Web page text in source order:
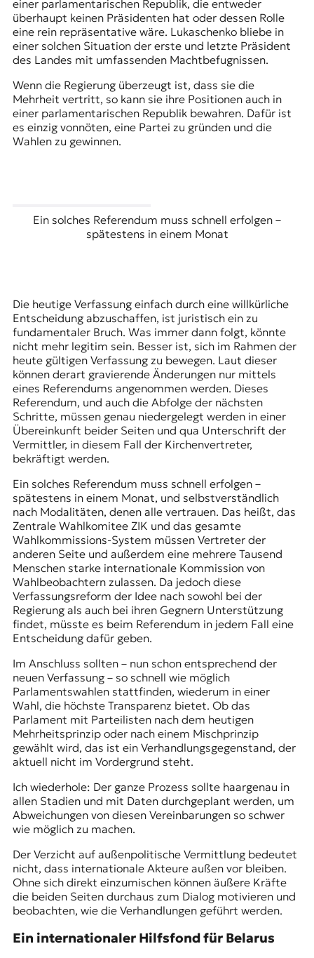
einer parlamentarischen Republik, die entweder
überhaupt keinen Präsidenten hat oder dessen Rolle
eine rein repräsentative wäre. Lukaschenko bliebe in
einer solchen Situation der erste und letzte Präsident
des Landes mit umfassenden Machtbefugnissen.
Wenn die Regierung überzeugt ist, dass sie die
Mehrheit vertritt, so kann sie ihre Positionen auch in
einer parlamentarischen Republik bewahren. Dafür ist
es einzig vonnöten, eine Partei zu gründen und die
Wahlen zu gewinnen.
Ein solches Referendum muss schnell erfolgen –
spätestens in einem Monat
Die heutige Verfassung einfach durch eine willkürliche
Entscheidung abzuschaffen, ist juristisch ein zu
fundamentaler Bruch. Was immer dann folgt, könnte
nicht mehr legitim sein. Besser ist, sich im Rahmen der
heute gültigen Verfassung zu bewegen. Laut dieser
können derart gravierende Änderungen nur mittels
eines Referendums angenommen werden. Dieses
Referendum, und auch die Abfolge der nächsten
Schritte, müssen genau niedergelegt werden in einer
Übereinkunft beider Seiten und qua Unterschrift der
Vermittler, in diesem Fall der Kirchenvertreter,
bekräftigt werden.
Ein solches Referendum muss schnell erfolgen –
spätestens in einem Monat, und selbstverständlich
nach Modalitäten, denen alle vertrauen. Das heißt, das
Zentrale Wahlkomitee ZIK und das gesamte
Wahlkommissions-System müssen Vertreter der
anderen Seite und außerdem eine mehrere Tausend
Menschen starke internationale Kommission von
Wahlbeobachtern zulassen. Da jedoch diese
Verfassungsreform der Idee nach sowohl bei der
Regierung als auch bei ihren Gegnern Unterstützung
findet, müsste es beim Referendum in jedem Fall eine
Entscheidung dafür geben.
Im Anschluss sollten – nun schon entsprechend der
neuen Verfassung – so schnell wie möglich
Parlamentswahlen stattfinden, wiederum in einer
Wahl, die höchste Transparenz bietet. Ob das
Parlament mit Parteilisten nach dem heutigen
Mehrheitsprinzip oder nach einem Mischprinzip
gewählt wird, das ist ein Verhandlungsgegenstand, der
aktuell nicht im Vordergrund steht.
Ich wiederhole: Der ganze Prozess sollte haargenau in
allen Stadien und mit Daten durchgeplant werden, um
Abweichungen von diesen Vereinbarungen so schwer
wie möglich zu machen.
Der Verzicht auf außenpolitische Vermittlung bedeutet
nicht, dass internationale Akteure außen vor bleiben.
Ohne sich direkt einzumischen können äußere Kräfte
die beiden Seiten durchaus zum Dialog motivieren und
beobachten, wie die Verhandlungen geführt werden.
Ein internationaler Hilfsfond für Belarus